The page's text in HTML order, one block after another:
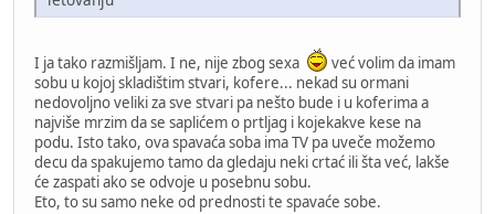
I ja tako razmišljam. I ne, nije zbog sexa
već volim da imam
sobu u kojoj skladištim stvari, kofere... nekad su ormani
nedovoljno veliki za sve stvari pa nešto bude i u koferima a
najviše mrzim da se saplićem o prtljag i kojekakve kese na
podu. Isto tako, ova spavaća soba ima TV pa uveče možemo
decu da spakujemo tamo da gledaju neki crtać ili šta već, lakše
će zaspati ako se odvoje u posebnu sobu.
Eto, to su samo neke od prednosti te spavaće sobe.